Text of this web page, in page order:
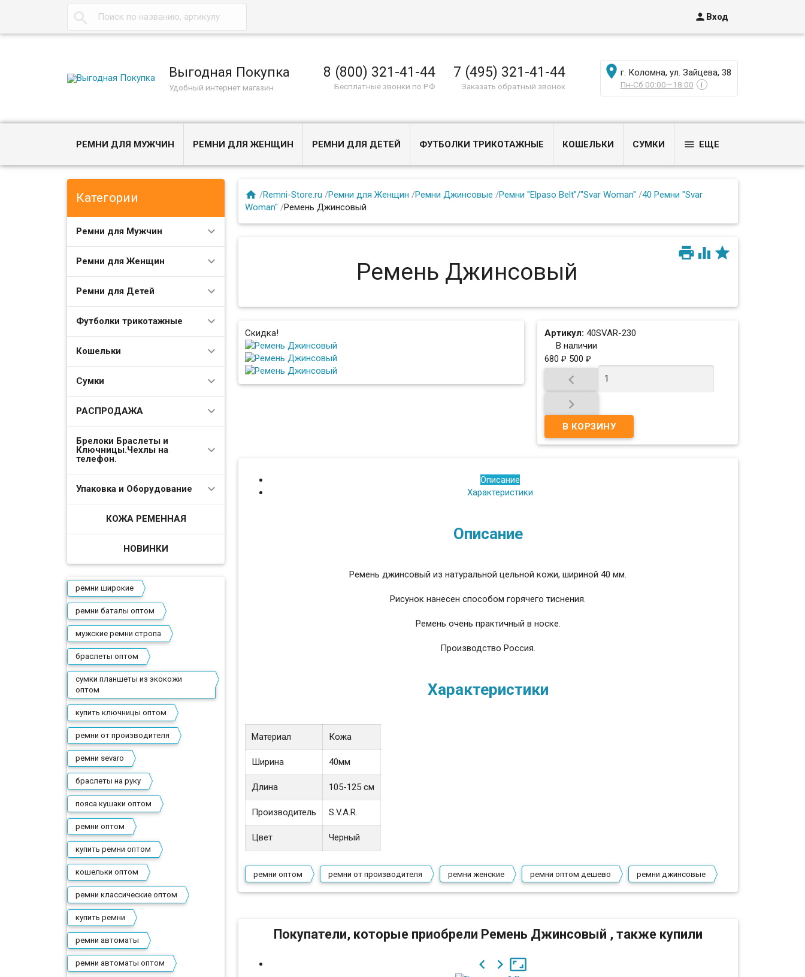
  Вход
Выгодная Покупка
Удобный интернет магазин
8 (800) 321-41-44
Бесплатные звонки по РФ
7 (495) 321-41-44
Заказать обратный звонок
 г. Коломна, ул. Зайцева, 38
Пн-Сб 00:00—18:00 i
РЕМНИ ДЛЯ МУЖЧИН РЕМНИ ДЛЯ ЖЕНЩИН РЕМНИ ДЛЯ ДЕТЕЙ ФУТБОЛКИ ТРИКОТАЖНЫЕ КОШЕЛЬКИ СУМКИ  ЕЩЕ
Категории
Ремни для Мужчин
Ремни для Женщин
Ремни для Детей
Футболки трикотажные
Кошельки
Сумки
РАСПРОДАЖА
Брелоки Браслеты и
Ключницы.Чехлы на
телефон.
Упаковка и Оборудование
КОЖА РЕМЕННАЯ
НОВИНКИ
ремни широкие
ремни баталы оптом
мужские ремни стропа
браслеты оптом
сумки планшеты из экокожи
оптом
купить ключницы оптом
ремни от производителя
ремни sevaro
браслеты на руку
пояса кушаки оптом
ремни оптом
купить ремни оптом
кошельки оптом
ремни классические оптом
купить ремни
ремни автоматы
ремни автоматы оптом
 /Remni-Store.ru /Ремни для Женщин /Ремни Джинсовые /Ремни "Elpaso Belt"/"Svar Woman" /40 Ремни "Svar
Woman" /Ремень Джинсовый
  
Ремень Джинсовый
Артикул: 40SVAR-230
В наличии
680 ₽ 500 ₽


Скидка!
Описание
Характеристики
Описание
Ремень джинсовый из натуральной цельной кожи, шириной 40 мм.
Рисунок нанесен способом горячего тиснения.
Ремень очень практичный в носке.
Производство Россия.
Характеристики
Материал Кожа
Ширина 40мм
Длина 105-125 см
Производитель S.V.A.R.
Цвет Черный
ремни оптом ремни от производителя ремни женские ремни оптом дешево ремни джинсовые
Покупатели, которые приобрели Ремень Джинсовый , также купили
  